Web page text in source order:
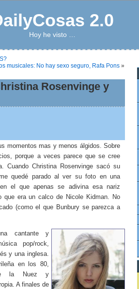
2.0
Hoy he visto …
musicales: No hay sexo seguro, Rafa Pons »
Rosenvinge y
momentos mas y menos álgidos. Sobre
porque a veces parece que se cree
Cuando Christina Rosenvinge sacó su
quedé parado al ver su foto en una
el que apenas se adivina esa nariz
que era un calco de Nicole Kidman. No
(como el que Bunbury se parezca a
cantante y
pop/rock,
y una inglesa.
en los 80,
la Nuez y
A finales de